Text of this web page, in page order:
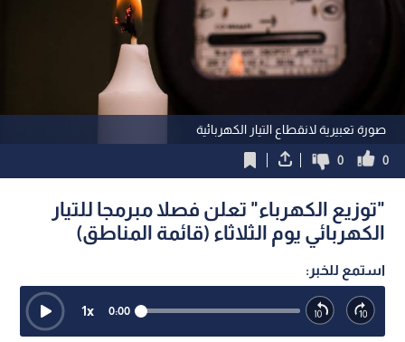
صورة تعبيرية لانقطاع التيار الكهربائية
0
0
"توزيع الكهرباء" تعلن فصلا مبرمجا للتيار
الكهربائي يوم الثلاثاء (قائمة المناطق)
استمع للخبر:
0:00
1x